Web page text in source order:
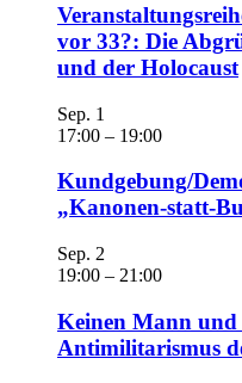
vor 33?: Die
und der Holocaust
Sep. 1
17:00 – 19:00
Kundgebung/
„Kanonen-statt-
Sep. 2
19:00 – 21:00
Keinen Mann und
Antimilitarismus